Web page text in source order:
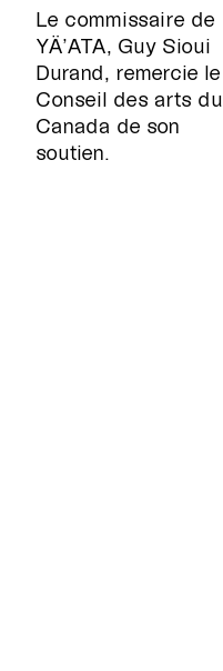
Le commissaire de
YÄ’ATA, Guy Sioui
Durand, remercie le
Conseil des arts du
Canada de son
soutien.